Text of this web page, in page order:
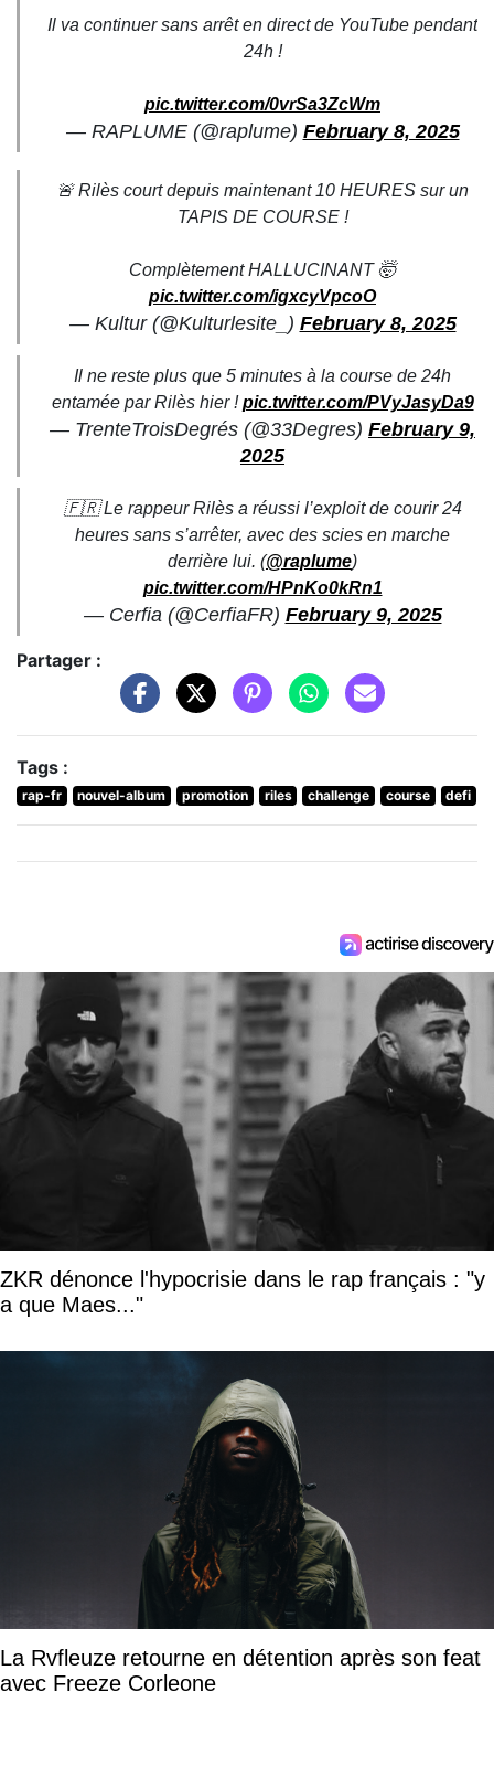
Il va continuer sans arrêt en direct de YouTube pendant
24h !
pic.twitter.com/0vrSa3ZcWm
— RAPLUME (@raplume) February 8, 2025
🚨 Rilès court depuis maintenant 10 HEURES sur un
TAPIS DE COURSE !
Complètement HALLUCINANT 🤯
pic.twitter.com/igxcyVpcoO
— Kultur (@Kulturlesite_) February 8, 2025
Il ne reste plus que 5 minutes à la course de 24h
entamée par Rilès hier !pic.twitter.com/PVyJasyDa9
— TrenteTroisDegrés (@33Degres) February 9,
2025
🇫🇷 Le rappeur Rilès a réussi l’exploit de courir 24
heures sans s’arrêter, avec des scies en marche
derrière lui. (@raplume)
pic.twitter.com/HPnKo0kRn1
— Cerfia (@CerfiaFR) February 9, 2025
Partager :
Tags :
rap-fr nouvel-album promotion riles challenge course defi
ZKR dénonce l'hypocrisie dans le rap français : "y
a que Maes..."
La Rvfleuze retourne en détention après son feat
avec Freeze Corleone